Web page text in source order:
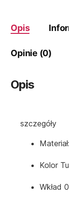
Opis
Opinie (0)
Opis
szczegóły
Kolor
Wkład